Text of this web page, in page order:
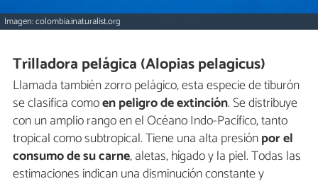
Imagen: colombia.inaturalist.org
Trilladora pelágica (Alopias pelagicus)
Llamada también zorro pelágico, esta especie de tiburón
se clasifica comoen peligro de extinción. Se distribuye
con un amplio rango en el Océano Indo-Pacífico, tanto
tropical como subtropical. Tiene una alta presiónpor el
consumo de su carne, aletas, hígado y la piel. Todas las
estimaciones indican una disminución constante y